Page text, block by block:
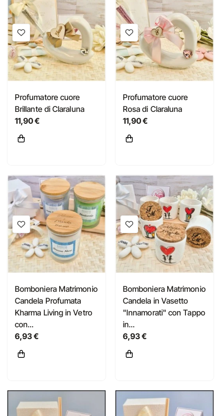
Profumatore cuore
Brillante di Claraluna
11,90 €
Profumatore cuore
Rosa di Claraluna
11,90 €
Bomboniera Matrimonio
Candela Profumata
Kharma Living in Vetro
con...
6,93 €
Bomboniera Matrimonio
Candela in Vasetto
"Innamorati" con Tappo
in...
6,93 €